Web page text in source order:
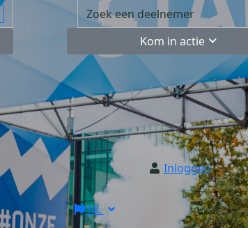
Kom in actie
Inloggen
NL